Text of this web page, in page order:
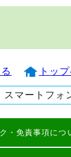
トッ
スマートフォ
・免責事項につ